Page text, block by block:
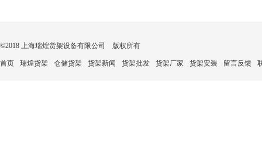
©2018 上海瑞煌货架设备有限公司 版权所有
首页 瑞煌货架 仓储货架 货架新闻 货架批发 货架厂家 货架安装 留言反馈